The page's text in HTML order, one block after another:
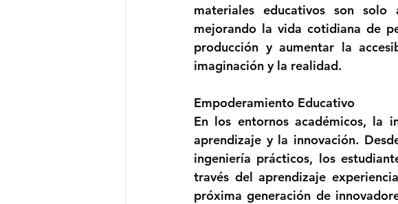
materiales educativos son
mejorando la vida cotidiana de
producción y aumentar la
imaginación y la realidad.
Empoderamiento Educativo
En los entornos académicos, la
aprendizaje y la innovación.
ingeniería prácticos, los
través del aprendizaje
próxima generación de